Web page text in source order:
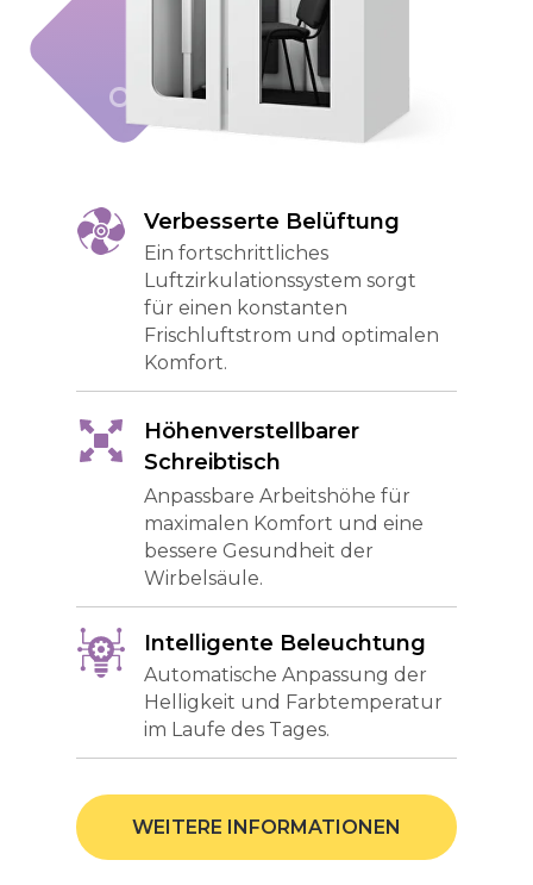
Verbesserte Belüftung
Ein fortschrittliches
Luftzirkulationssystem sorgt
für einen konstanten
Frischluftstrom und optimalen
Komfort.
Anpassbare Arbeitshöhe für
maximalen Komfort und eine
bessere Gesundheit der
Wirbelsäule.
Höhenverstellbarer
Schreibtisch
Intelligente Beleuchtung
Automatische Anpassung der
Helligkeit und Farbtemperatur
im Laufe des Tages.
WEITERE INFORMATIONEN